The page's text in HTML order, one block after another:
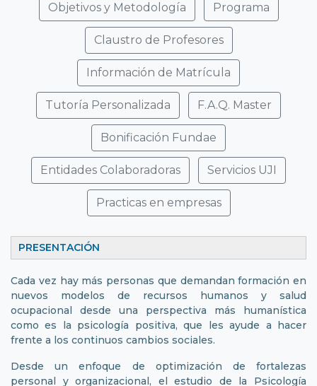
Objetivos y Metodología Programa
Claustro de Profesores
Información de Matrícula
Tutoría Personalizada F.A.Q. Master
Bonificación Fundae
Entidades Colaboradoras Servicios UJI
Practicas en empresas
PRESENTACIÓN
Cada vez hay más personas que demandan formación en
nuevos modelos de recursos humanos y salud
ocupacional desde una perspectiva más humanística
como es la psicología positiva, que les ayude a hacer
frente a los continuos cambios sociales.
Desde un enfoque de optimización de fortalezas
personal y organizacional, el estudio de la Psicología